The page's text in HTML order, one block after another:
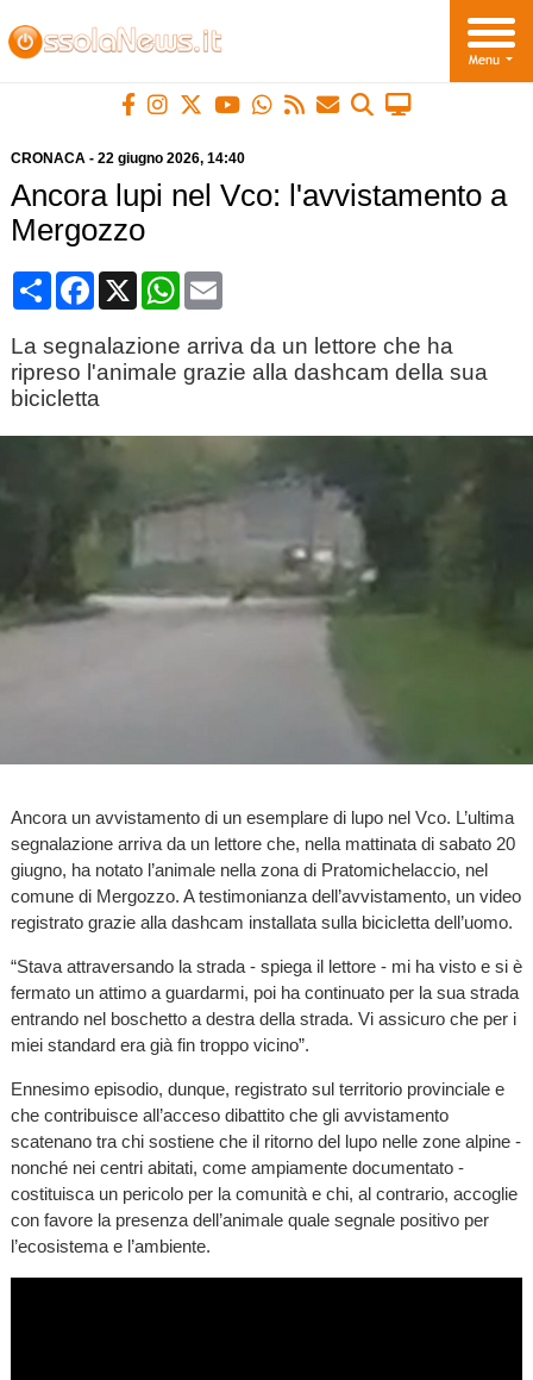
CRONACA- 22 giugno 2026, 14:40
Ancora lupi nel Vco: l'avvistamento a
Mergozzo
CondividiFacebook
X WhatsApp
Email
La segnalazione arriva da un lettore che ha
ripreso l'animale grazie alla dashcam della sua
bicicletta
Ancora un avvistamento di un esemplare di lupo nel Vco. L’ultima
segnalazione arriva da un lettore che, nella mattinata di sabato 20
giugno, ha notato l’animale nella zona di Pratomichelaccio, nel
comune di Mergozzo. A testimonianza dell’avvistamento, un video
registrato grazie alla dashcam installata sulla bicicletta dell’uomo.
“Stava attraversando la strada - spiega il lettore - mi ha visto e si è
fermato un attimo a guardarmi, poi ha continuato per la sua strada
entrando nel boschetto a destra della strada. Vi assicuro che per i
miei standard era già fin troppo vicino”.
Ennesimo episodio, dunque, registrato sul territorio provinciale e
che contribuisce all’acceso dibattito che gli avvistamento
scatenano tra chi sostiene che il ritorno del lupo nelle zone alpine -
nonché nei centri abitati, come ampiamente documentato -
costituisca un pericolo per la comunità e chi, al contrario, accoglie
con favore la presenza dell’animale quale segnale positivo per
l’ecosistema e l’ambiente.